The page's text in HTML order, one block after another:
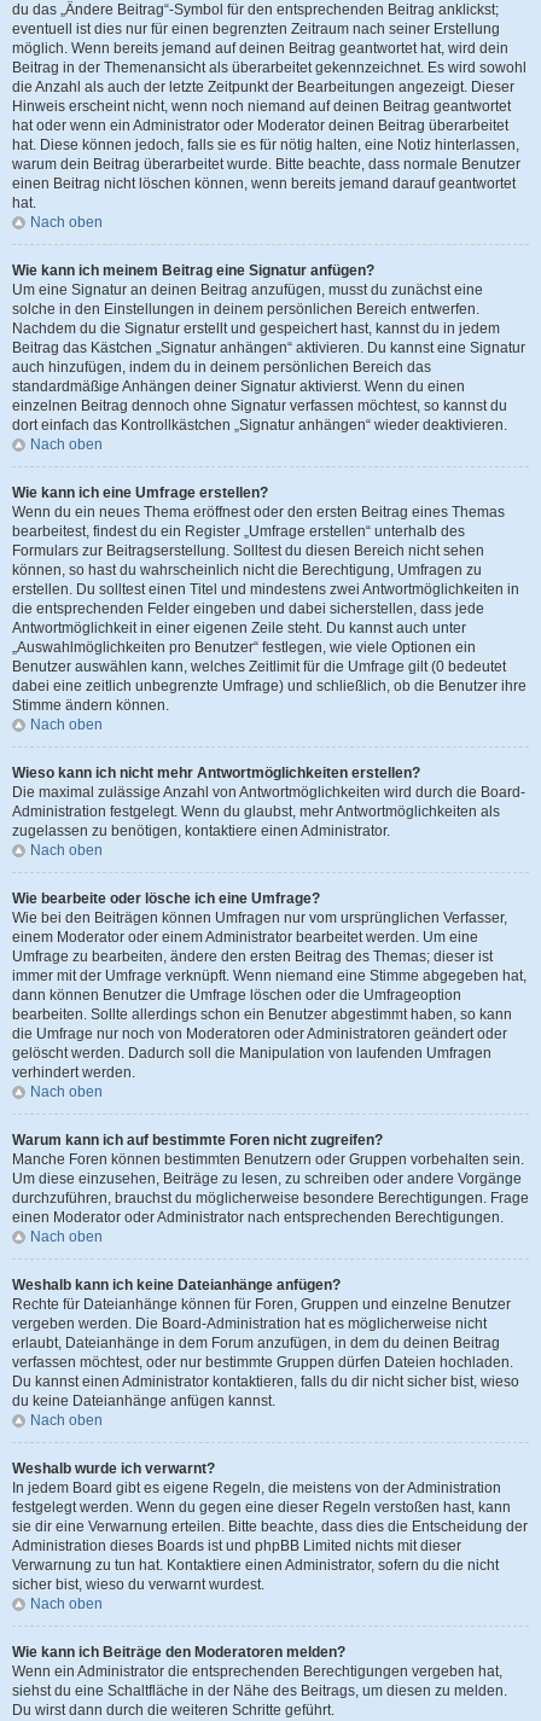
du das „Ändere Beitrag“-Symbol für den entsprechenden Beitrag anklickst;
eventuell ist dies nur für einen begrenzten Zeitraum nach seiner Erstellung
möglich. Wenn bereits jemand auf deinen Beitrag geantwortet hat, wird dein
Beitrag in der Themenansicht als überarbeitet gekennzeichnet. Es wird sowohl
die Anzahl als auch der letzte Zeitpunkt der Bearbeitungen angezeigt. Dieser
Hinweis erscheint nicht, wenn noch niemand auf deinen Beitrag geantwortet
hat oder wenn ein Administrator oder Moderator deinen Beitrag überarbeitet
hat. Diese können jedoch, falls sie es für nötig halten, eine Notiz hinterlassen,
warum dein Beitrag überarbeitet wurde. Bitte beachte, dass normale Benutzer
einen Beitrag nicht löschen können, wenn bereits jemand darauf geantwortet
hat.
Nach oben
Wie kann ich meinem Beitrag eine Signatur anfügen?
Um eine Signatur an deinen Beitrag anzufügen, musst du zunächst eine
solche in den Einstellungen in deinem persönlichen Bereich entwerfen.
Nachdem du die Signatur erstellt und gespeichert hast, kannst du in jedem
Beitrag das Kästchen „Signatur anhängen“ aktivieren. Du kannst eine Signatur
auch hinzufügen, indem du in deinem persönlichen Bereich das
standardmäßige Anhängen deiner Signatur aktivierst. Wenn du einen
einzelnen Beitrag dennoch ohne Signatur verfassen möchtest, so kannst du
dort einfach das Kontrollkästchen „Signatur anhängen“ wieder deaktivieren.
Nach oben
Wie kann ich eine Umfrage erstellen?
Wenn du ein neues Thema eröffnest oder den ersten Beitrag eines Themas
bearbeitest, findest du ein Register „Umfrage erstellen“ unterhalb des
Formulars zur Beitragserstellung. Solltest du diesen Bereich nicht sehen
können, so hast du wahrscheinlich nicht die Berechtigung, Umfragen zu
erstellen. Du solltest einen Titel und mindestens zwei Antwortmöglichkeiten in
die entsprechenden Felder eingeben und dabei sicherstellen, dass jede
Antwortmöglichkeit in einer eigenen Zeile steht. Du kannst auch unter
„Auswahlmöglichkeiten pro Benutzer“ festlegen, wie viele Optionen ein
Benutzer auswählen kann, welches Zeitlimit für die Umfrage gilt (0 bedeutet
dabei eine zeitlich unbegrenzte Umfrage) und schließlich, ob die Benutzer ihre
Stimme ändern können.
Nach oben
Wieso kann ich nicht mehr Antwortmöglichkeiten erstellen?
Die maximal zulässige Anzahl von Antwortmöglichkeiten wird durch die Board-
Administration festgelegt. Wenn du glaubst, mehr Antwortmöglichkeiten als
zugelassen zu benötigen, kontaktiere einen Administrator.
Nach oben
Wie bearbeite oder lösche ich eine Umfrage?
Wie bei den Beiträgen können Umfragen nur vom ursprünglichen Verfasser,
einem Moderator oder einem Administrator bearbeitet werden. Um eine
Umfrage zu bearbeiten, ändere den ersten Beitrag des Themas; dieser ist
immer mit der Umfrage verknüpft. Wenn niemand eine Stimme abgegeben hat,
dann können Benutzer die Umfrage löschen oder die Umfrageoption
bearbeiten. Sollte allerdings schon ein Benutzer abgestimmt haben, so kann
die Umfrage nur noch von Moderatoren oder Administratoren geändert oder
gelöscht werden. Dadurch soll die Manipulation von laufenden Umfragen
verhindert werden.
Nach oben
Warum kann ich auf bestimmte Foren nicht zugreifen?
Manche Foren können bestimmten Benutzern oder Gruppen vorbehalten sein.
Um diese einzusehen, Beiträge zu lesen, zu schreiben oder andere Vorgänge
durchzuführen, brauchst du möglicherweise besondere Berechtigungen. Frage
einen Moderator oder Administrator nach entsprechenden Berechtigungen.
Nach oben
Weshalb kann ich keine Dateianhänge anfügen?
Rechte für Dateianhänge können für Foren, Gruppen und einzelne Benutzer
vergeben werden. Die Board-Administration hat es möglicherweise nicht
erlaubt, Dateianhänge in dem Forum anzufügen, in dem du deinen Beitrag
verfassen möchtest, oder nur bestimmte Gruppen dürfen Dateien hochladen.
Du kannst einen Administrator kontaktieren, falls du dir nicht sicher bist, wieso
du keine Dateianhänge anfügen kannst.
Nach oben
Weshalb wurde ich verwarnt?
In jedem Board gibt es eigene Regeln, die meistens von der Administration
festgelegt werden. Wenn du gegen eine dieser Regeln verstoßen hast, kann
sie dir eine Verwarnung erteilen. Bitte beachte, dass dies die Entscheidung der
Administration dieses Boards ist und phpBB Limited nichts mit dieser
Verwarnung zu tun hat. Kontaktiere einen Administrator, sofern du die nicht
sicher bist, wieso du verwarnt wurdest.
Nach oben
Wie kann ich Beiträge den Moderatoren melden?
Wenn ein Administrator die entsprechenden Berechtigungen vergeben hat,
siehst du eine Schaltfläche in der Nähe des Beitrags, um diesen zu melden.
Du wirst dann durch die weiteren Schritte geführt.